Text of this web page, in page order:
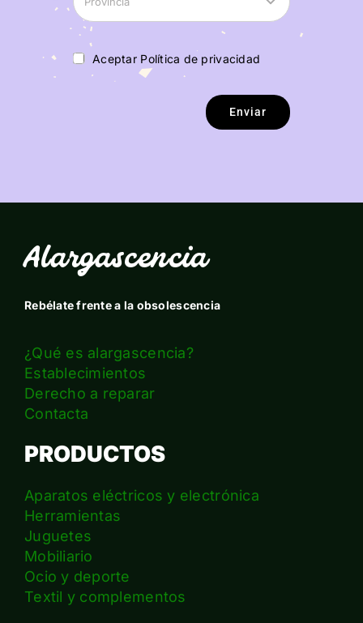
Aceptar Política de privacidad
Enviar
Alargascencia
Rebélate frente a la obsolescencia
¿Qué es alargascencia?
Establecimientos
Derecho a reparar
Contacta
PRODUCTOS
Aparatos eléctricos y electrónica
Herramientas
Juguetes
Mobiliario
Ocio y deporte
Textil y complementos